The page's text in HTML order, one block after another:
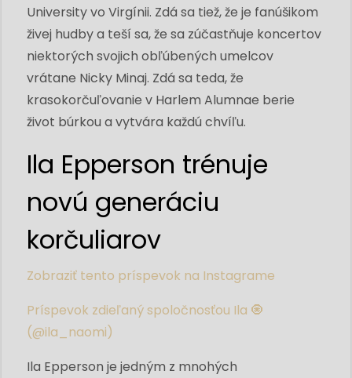
University vo Virgínii. Zdá sa tiež, že je fanúšikom
živej hudby a teší sa, že sa zúčastňuje koncertov
niektorých svojich obľúbených umelcov
vrátane Nicky Minaj. Zdá sa teda, že
krasokorčuľovanie v Harlem Alumnae berie
život búrkou a vytvára každú chvíľu.
Ila Epperson trénuje
novú generáciu
korčuliarov
Zobraziť tento príspevok na Instagrame
Príspevok zdieľaný spoločnosťou Ila 🧿
(@ila_naomi)
Ila Epperson je jedným z mnohých